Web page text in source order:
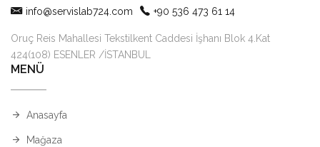
info@servislab724.com +90 536 473 61 14
Oruç Reis Mahallesi Tekstilkent Caddesi İşhanı Blok 4.Kat
424(108) ESENLER /İSTANBUL
MENÜ
Anasayfa
Mağaza